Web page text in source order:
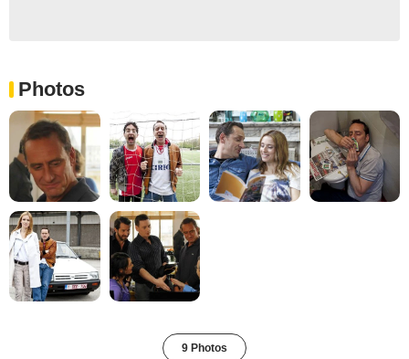
Photos
9 Photos